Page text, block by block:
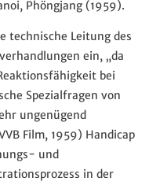
Phöngjang (1959).
technische Leitung des
ein, „da
bei
Spezialfragen von
ungenügend
Film, 1959) Handicap
und
in der